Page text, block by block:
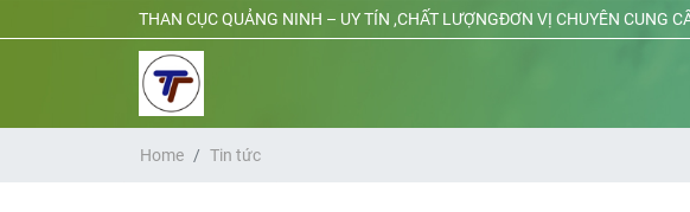
THAN CỤC QUẢNG NINH – UY TÍN ,CHẤT LƯỢNGĐƠN VỊ CHUYÊN CUNG
Home Tin tức